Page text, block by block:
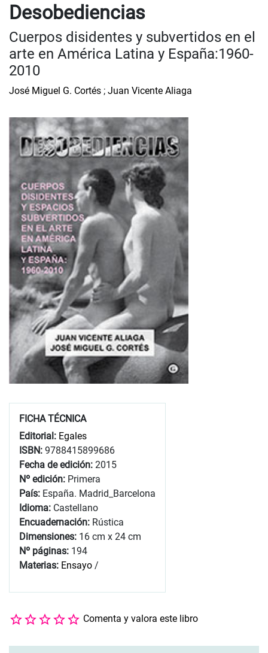
Desobediencias
Cuerpos disidentes y subvertidos en el
arte en América Latina y España:1960-
2010
José Miguel G. Cortés ; Juan Vicente Aliaga
FICHA TÉCNICA
Editorial: Egales
ISBN: 9788415899686
Fecha de edición: 2015
Nº edición: Primera
País: España. Madrid_Barcelona
Idioma: Castellano
Encuadernación: Rústica
Dimensiones: 16 cm x 24 cm
Nº páginas: 194
Materias: Ensayo /
Comenta y valora este libro